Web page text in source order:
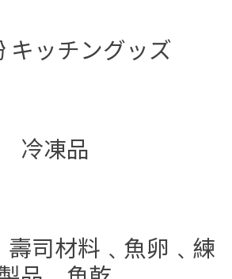
キッチングッズ
冷凍品
壽司材料﹑魚卵﹑練